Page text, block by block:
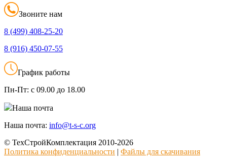
Звоните нам
8 (499) 408-25-20
8 (916) 450-07-55
График работы
Пн-Пт: с 09.00 до 18.00
Наша почта
Наша почта: info@t-s-c.org
© ТехСтройКомплектация 2010-2026
Политика конфиденциальности
Файлы для скачивания